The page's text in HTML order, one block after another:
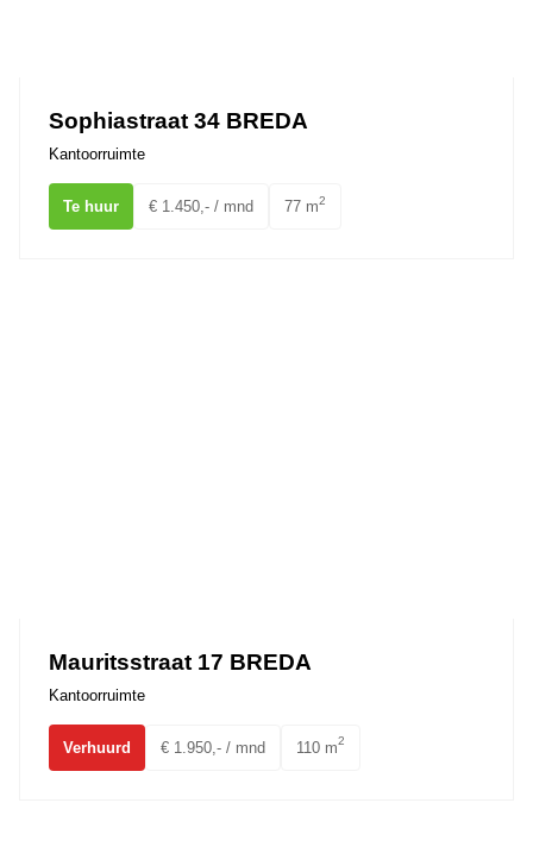
Sophiastraat 34 BREDA
Kantoorruimte
Te huur € 1.450,- / mnd 77 m2
Mauritsstraat 17 BREDA
Kantoorruimte
Verhuurd € 1.950,- / mnd 110 m2